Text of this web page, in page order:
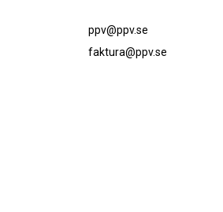
ppv@ppv.se
faktura@ppv.se